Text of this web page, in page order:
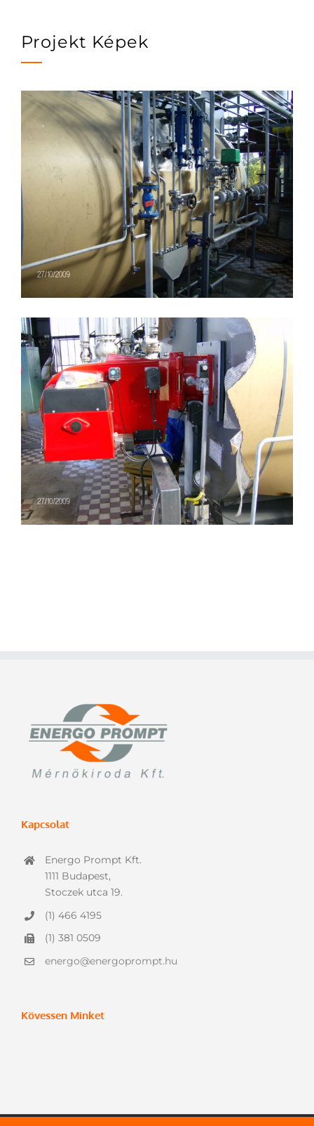
Projekt Képek
Kapcsolat
Energo Prompt Kft.
1111 Budapest,
Stoczek utca 19.
(1) 466 4195
(1) 381 0509
energo@energoprompt.hu
Kövessen Minket